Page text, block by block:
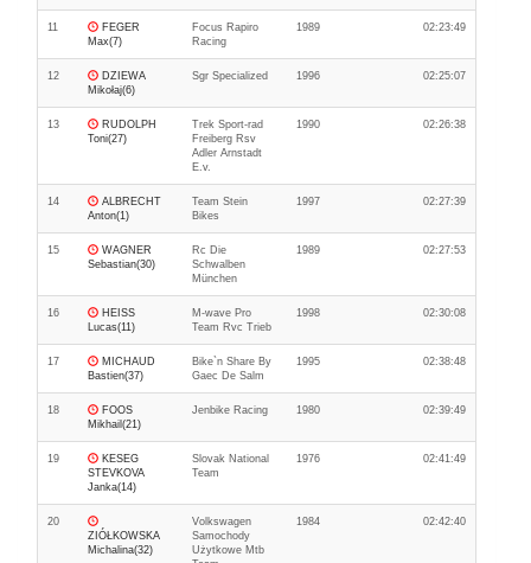
11
FEGER
Max(7)
Focus Rapiro
Racing
1989 02:23:49
12
DZIEWA
Mikołaj(6)
Sgr Specialized 1996 02:25:07
13
RUDOLPH
Toni(27)
Trek Sport-rad
Freiberg Rsv
Adler Arnstadt
E.v.
1990 02:26:38
14
ALBRECHT
Anton(1)
Team Stein
Bikes
1997 02:27:39
15
WAGNER
Sebastian(30)
Rc Die
Schwalben
München
1989 02:27:53
16
HEISS
Lucas(11)
M-wave Pro
Team Rvc Trieb
1998 02:30:08
17
MICHAUD
Bastien(37)
Bike`n Share By
Gaec De Salm
1995 02:38:48
18
FOOS
Mikhail(21)
Jenbike Racing 1980 02:39:49
19
KESEG
STEVKOVA
Janka(14)
Slovak National
Team
1976 02:41:49
20
ZIÓŁKOWSKA
Michalina(32)
Volkswagen
Samochody
Użytkowe Mtb
1984 02:42:40